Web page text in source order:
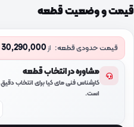
قیمت و وضعیت قطعه
قیمت حدودی قطعه: از30,290,000
مشاوره در انتخاب قطعه
کارشناس فنی مای کیا برای انتخاب
است.